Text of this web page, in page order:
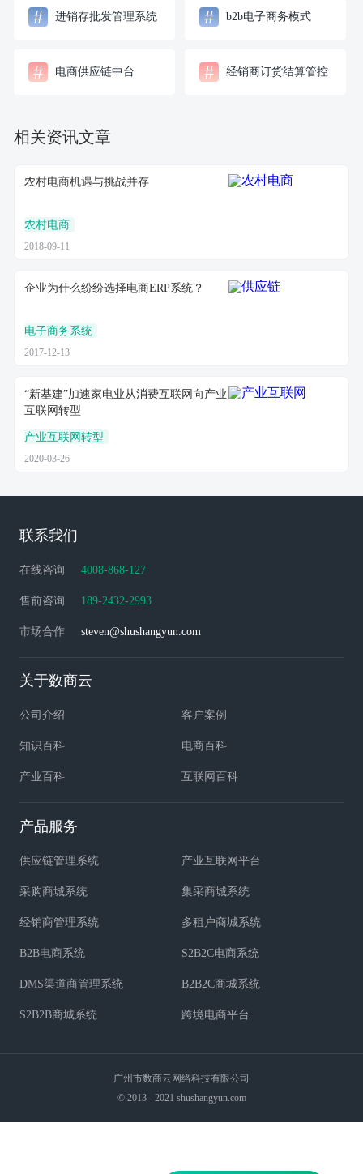
# 进销存批发管理系统 # b2b电子商务模式
# 电商供应链中台 # 经销商订货结算管控
相关资讯文章
农村电商机遇与挑战并存
农村电商
2018-09-11
企业为什么纷纷选择电商ERP系统？
电子商务系统
2017-12-13
“新基建”加速家电业从消费互联网向产业
互联网转型
产业互联网转型
2020-03-26
联系我们
在线咨询 4008-868-127
售前咨询 189-2432-2993
市场合作 steven@shushangyun.com
关于数商云
公司介绍 客户案例
知识百科 电商百科
产业百科 互联网百科
产品服务
供应链管理系统 产业互联网平台
采购商城系统 集采商城系统
经销商管理系统 多租户商城系统
B2B电商系统 S2B2C电商系统
DMS渠道商管理系统 B2B2C商城系统
S2B2B商城系统 跨境电商平台
广州市数商云网络科技有限公司
© 2013 - 2021 shushangyun.com